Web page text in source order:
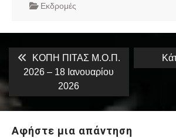
Εκδρομές
Πλοήγηση
άρθρων
Previous
post:
ΚΟΠΗ ΠΙΤΑΣ Μ.Ο.Π.
2026 – 18 Ιανουαρίου
2026
Αφήστε μια απάντηση